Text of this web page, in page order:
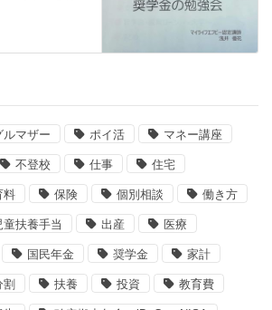
ルマザー ポイ活 マネー講座
不登校 仕事 住宅
料 保険 個別相談 働き方
童扶養手当 出産 医療
国民年金 奨学金 家計
割 扶養 投資 教育費